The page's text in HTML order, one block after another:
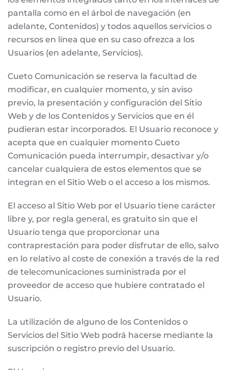
pantalla como en el árbol de navegación (en
adelante, Contenidos) y todos aquellos servicios o
recursos en línea que en su caso ofrezca a los
Usuarios (en adelante, Servicios).
Cueto Comunicación se reserva la facultad de
modificar, en cualquier momento, y sin aviso
previo, la presentación y configuración del Sitio
Web y de los Contenidos y Servicios que en él
pudieran estar incorporados. El Usuario reconoce y
acepta que en cualquier momento Cueto
Comunicación pueda interrumpir, desactivar y/o
cancelar cualquiera de estos elementos que se
integran en el Sitio Web o el acceso a los mismos.
El acceso al Sitio Web por el Usuario tiene carácter
libre y, por regla general, es gratuito sin que el
Usuario tenga que proporcionar una
contraprestación para poder disfrutar de ello, salvo
en lo relativo al coste de conexión a través de la red
de telecomunicaciones suministrada por el
proveedor de acceso que hubiere contratado el
Usuario.
La utilización de alguno de los Contenidos o
Servicios del Sitio Web podrá hacerse mediante la
suscripción o registro previo del Usuario.